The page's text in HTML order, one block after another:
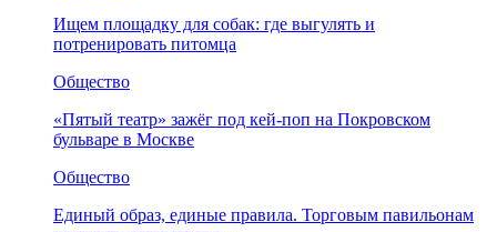
Ищем площадку для собак: где выгулять и
потренировать питомца
Общество
«Пятый театр» зажёг под кей-поп на Покровском
бульваре в Москве
Общество
Единый образ, единые правила. Торговым павильонам